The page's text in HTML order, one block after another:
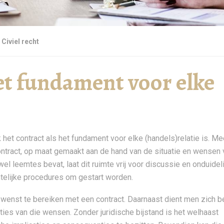
Civiel recht
fundament voor elke
contract als het fundament voor elke (handels)relatie is.
op maat gemaakt aan de hand van de situatie en wensen
leemtes bevat, laat dit ruimte vrij voor discussie en
procedures om gestart worden.
te bereiken met een contract. Daarnaast dient men zich
van die wensen. Zonder juridische bijstand is het welhaast